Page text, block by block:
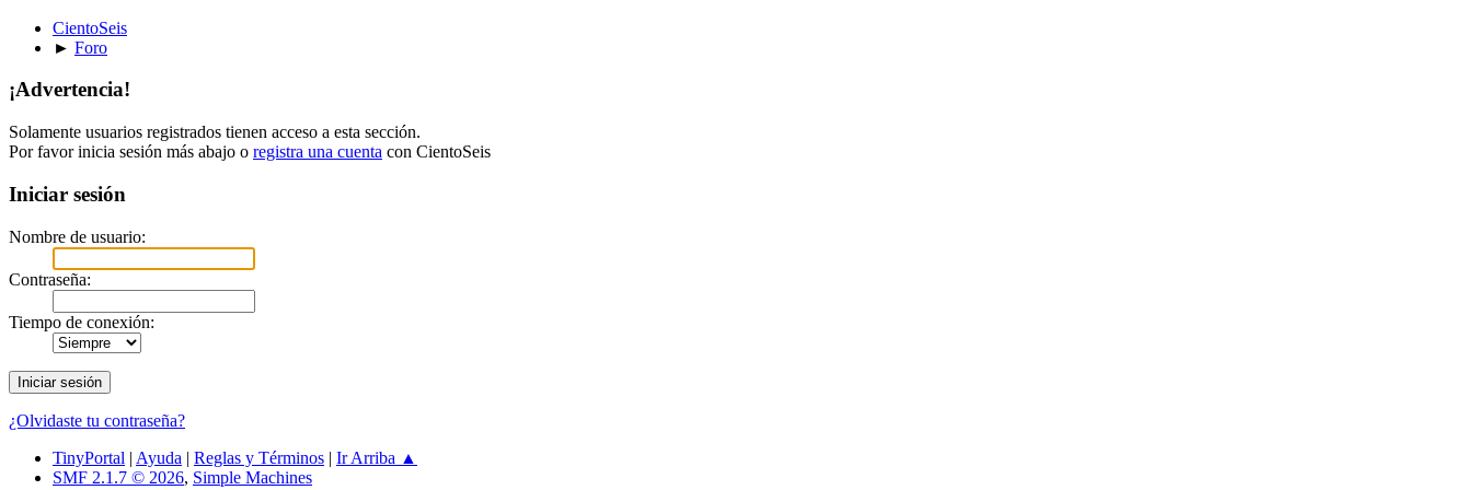
CientoSeis
► Foro
¡Advertencia!
Solamente usuarios registrados tienen acceso a esta sección.
Por favor inicia sesión más abajo o registra una cuenta con CientoSeis
Iniciar sesión
Nombre de usuario:
Contraseña:
Tiempo de conexión:
¿Olvidaste tu contraseña?
TinyPortal | Ayuda | Reglas y Términos | Ir Arriba ▲
SMF 2.1.7 © 2026, Simple Machines